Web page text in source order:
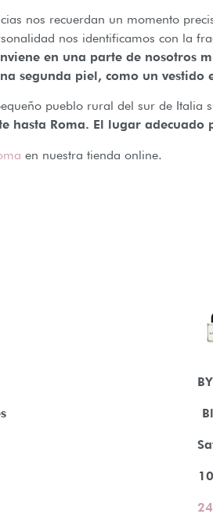
nos recuerdan un momento
nos identificamos con la
en una parte de nosotros
segunda piel, como un vestido
pueblo rural del sur de Italia
Roma. El lugar adecuado
en nuestra tienda online.